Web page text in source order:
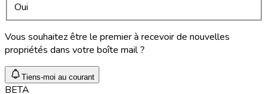
Oui
Vous souhaitez être le premier à recevoir de nouvelles
propriétés dans votre boîte mail ?
Tiens-moi au courant
BETA